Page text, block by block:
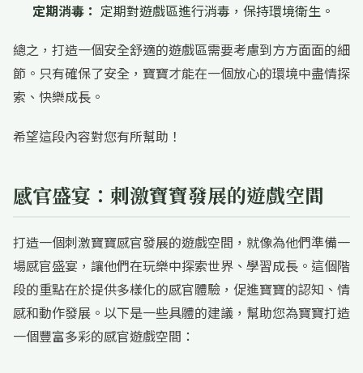
定期消毒： 定期對遊戲區進行消毒，保持環境衛生。
總之，打造一個安全舒適的遊戲區需要考慮到方方面面的細
節。只有確保了安全，寶寶才能在一個放心的環境中盡情探
索、快樂成長。
希望這段內容對您有所幫助！
感官盛宴：刺激寶寶發展的遊戲空間
打造一個刺激寶寶感官發展的遊戲空間，就像為他們準備一
場感官盛宴，讓他們在玩樂中探索世界、學習成長。這個階
段的重點在於提供多樣化的感官體驗，促進寶寶的認知、情
感和動作發展。以下是一些具體的建議，幫助您為寶寶打造
一個豐富多彩的感官遊戲空間：